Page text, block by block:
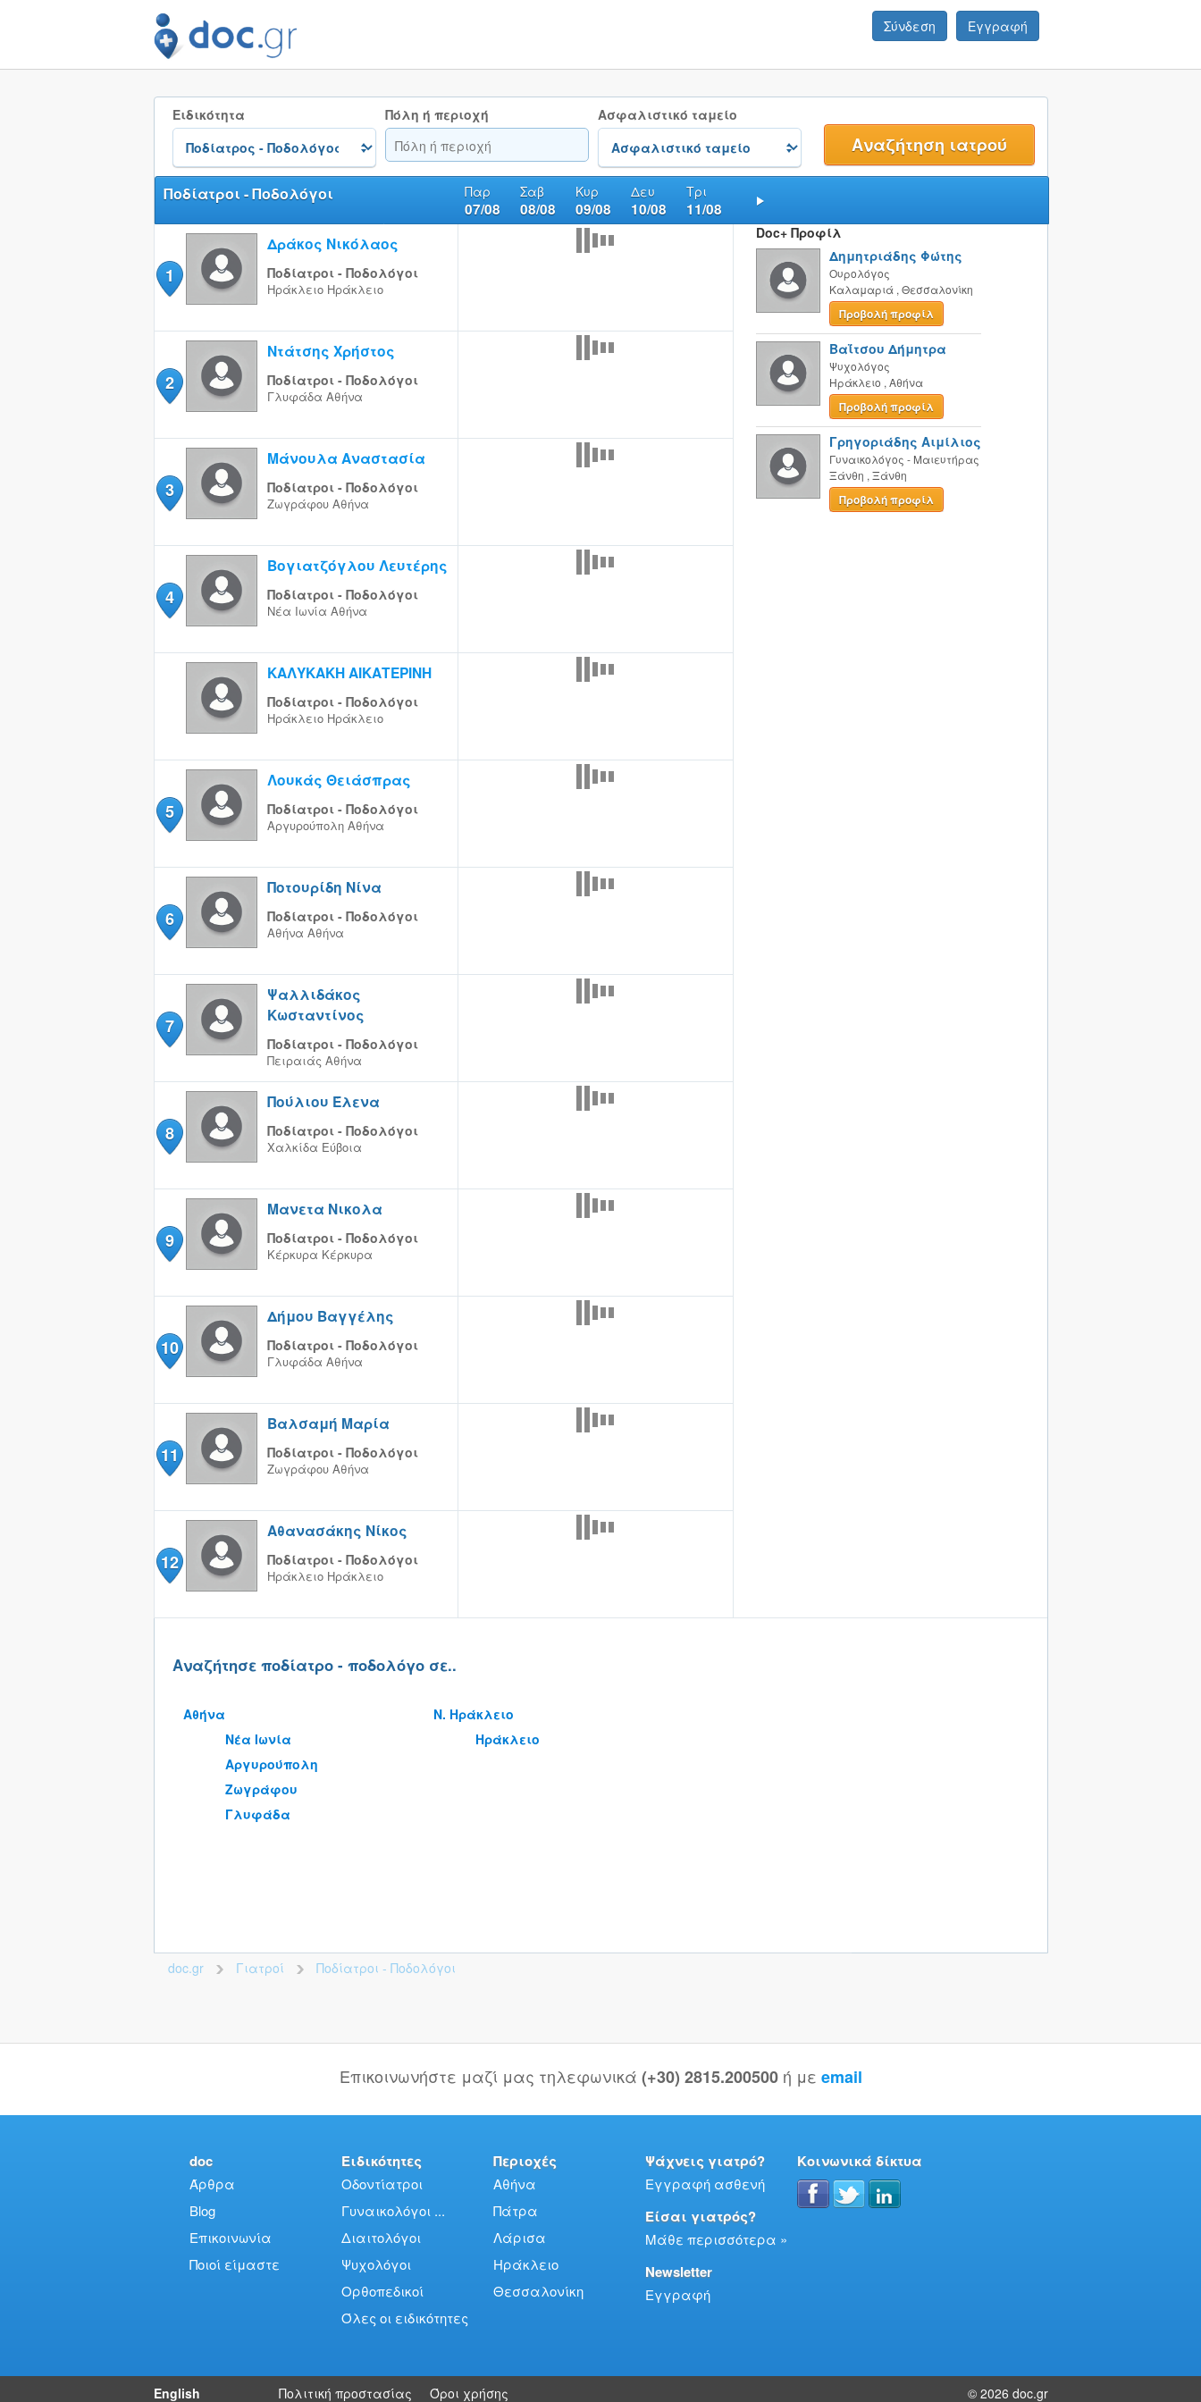
Σύνδεση Εγγραφή
Ειδικότητα Πόλη ή περιοχή Ασφαλιστικό ταμείο
Παρ
07/08
Σαβ
08/08
Κυρ
09/08
Δευ
10/08
Τρι
11/08
Ποδίατροι - Ποδολόγοι
1
Δράκος Νικόλαος
Ποδίατροι - Ποδολόγοι
Ηράκλειο Ηράκλειο
2
Ντάτσης Χρήστος
Ποδίατροι - Ποδολόγοι
Γλυφάδα Αθήνα
3
Μάνουλα Αναστασία
Ποδίατροι - Ποδολόγοι
Ζωγράφου Αθήνα
4
Βογιατζόγλου Λευτέρης
Ποδίατροι - Ποδολόγοι
Νέα Ιωνία Αθήνα
ΚΑΛΥΚΑΚΗ ΑΙΚΑΤΕΡΙΝΗ
Ποδίατροι - Ποδολόγοι
Ηράκλειο Ηράκλειο
5
Λουκάς Θειάσπρας
Ποδίατροι - Ποδολόγοι
Αργυρούπολη Αθήνα
6
Ποτουρίδη Νίνα
Ποδίατροι - Ποδολόγοι
Αθήνα Αθήνα
7
Ψαλλιδάκος
Κωσταντίνος
Ποδίατροι - Ποδολόγοι
Πειραιάς Αθήνα
8
Πούλιου Έλενα
Ποδίατροι - Ποδολόγοι
Χαλκίδα Εύβοια
9
Μανετα Νικολα
Ποδίατροι - Ποδολόγοι
Κέρκυρα Κέρκυρα
10
Δήμου Βαγγέλης
Ποδίατροι - Ποδολόγοι
Γλυφάδα Αθήνα
11
Βαλσαμή Μαρία
Ποδίατροι - Ποδολόγοι
Ζωγράφου Αθήνα
12
Αθανασάκης Νίκος
Ποδίατροι - Ποδολόγοι
Ηράκλειο Ηράκλειο
Doc+ Προφίλ
Δημητριάδης Φώτης
Ουρολόγος
Καλαμαριά , Θεσσαλονίκη
Προβολή προφίλ
Βαΐτσου Δήμητρα
Ψυχολόγος
Ηράκλειο , Αθήνα
Προβολή προφίλ
Γρηγοριάδης Αιμίλιος
Γυναικολόγος - Μαιευτήρας
Ξάνθη , Ξάνθη
Προβολή προφίλ
Αναζήτησε ποδίατρο - ποδολόγο σε..
Αθήνα
Νέα Ιωνία
Αργυρούπολη
Ζωγράφου
Γλυφάδα
Ν. Ηράκλειο
Ηράκλειο
doc.gr >Γιατροί >
Ποδίατροι - Ποδολόγοι
Επικοινωνήστε μαζί μας τηλεφωνικά (+30) 2815.200500 ή με email
doc
Άρθρα
Blog
Επικοινωνία
Ποιοί είμαστε
Ειδικότητες
Οδοντίατροι
Γυναικολόγοι ...
Διαιτολόγοι
Ψυχολόγοι
Ορθοπεδικοί
Όλες οι ειδικότητες
Περιοχές
Αθήνα
Πάτρα
Λάρισα
Ηράκλειο
Θεσσαλονίκη
Ψάχνεις γιατρό?
Εγγραφή ασθενή
Είσαι γιατρός?
Μάθε περισσότερα »
Newsletter
Εγγραφή
Κοινωνικά δίκτυα
English Πολιτική προστασίας Όροι χρήσης © 2026 doc.gr